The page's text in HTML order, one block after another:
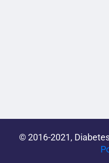
© 2016-2021,